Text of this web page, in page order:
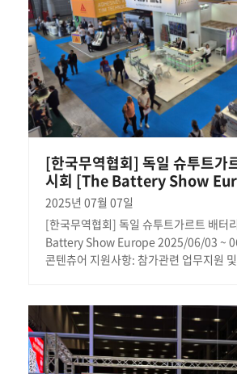
[한국무역협회] 독일 슈투트가
시회 [The Battery Show
2025년 07월 07일
[한국무역협회] 독일 슈투트가르트 배터
Battery Show Europe 2025/06/03 ~
콘텐츄어 지원사항: 참가관련 업무지원